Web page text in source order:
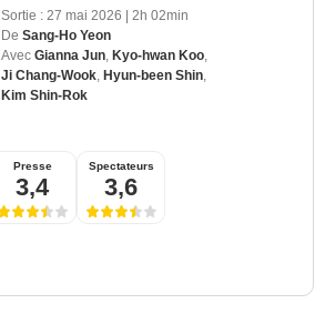
Sortie : 27 mai 2026 | 2h 02min
De Sang-Ho Yeon
Avec Gianna Jun Kyo-hwan Koo
Ji Chang-Wook Hyun-been Shin
Kim Shin-Rok
Presse
3,4
Spectateurs
3,6